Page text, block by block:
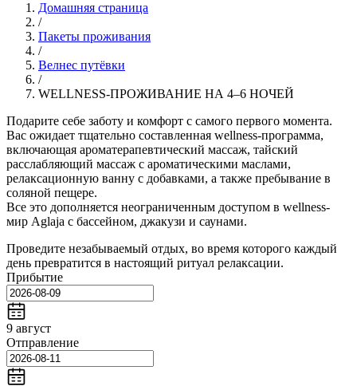
Домашняя страница
/
Пакеты проживания
/
Велнес путёвки
/
WELLNESS-ПРОЖИВАНИЕ НА 4–6 НОЧЕЙ
Подарите себе заботу и комфорт с самого первого момента.
Вас ожидает тщательно составленная wellness-программа,
включающая ароматерапевтический массаж, тайский
расслабляющий массаж с ароматическими маслами,
релаксационную ванну с добавками, а также пребывание в
соляной пещере.
Все это дополняется неограниченным доступом в wellness-
мир Aglaja с бассейном, джакузи и саунами.
Проведите незабываемый отдых, во время которого каждый
день превратится в настоящий ритуал релаксации.
Прибытие
9 август
Отправление